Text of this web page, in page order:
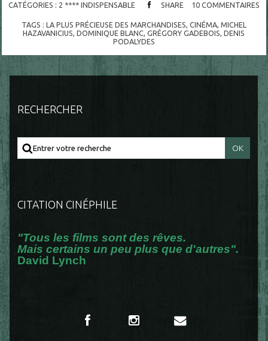
CATÉGORIES : 2 **** INDISPENSABLE SHARE 10 COMMENTAIRES
TAGS : LA PLUS PRÉCIEUSE DES MARCHANDISES, CINÉMA, MICHEL
HAZAVANICIUS,DOMINIQUE BLANC,GRÉGORY GADEBOIS,DENIS
PODALYDES
RECHERCHER
CITATION CINÉPHILE
"Tous les films sont des rêves.
Mais certains un peu plus que d'autres".
David Lynch